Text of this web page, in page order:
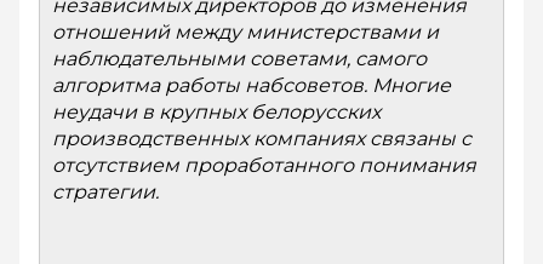
независимых директоров до изменения
отношений между министерствами и
наблюдательными советами, самого
алгоритма работы набсоветов. Многие
неудачи в крупных белорусских
производственных компаниях связаны с
отсутствием проработанного понимания
стратегии.